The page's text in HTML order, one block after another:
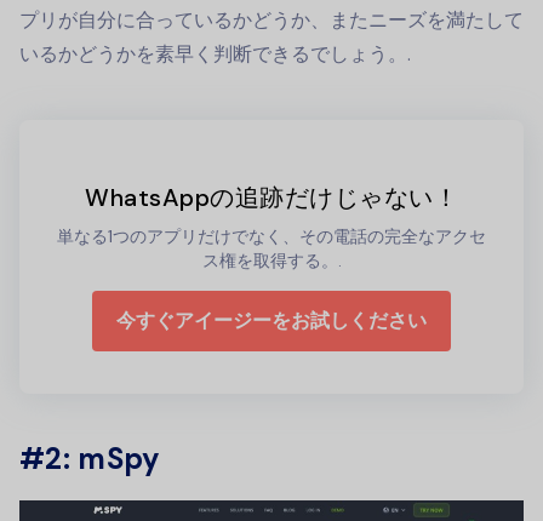
プリが自分に合っているかどうか、またニーズを満たして
いるかどうかを素早く判断できるでしょう。.
WhatsAppの追跡だけじゃない！
単なる1つのアプリだけでなく、その電話の完全なアクセ
ス権を取得する。.
今すぐアイージーをお試しください
#2: mSpy